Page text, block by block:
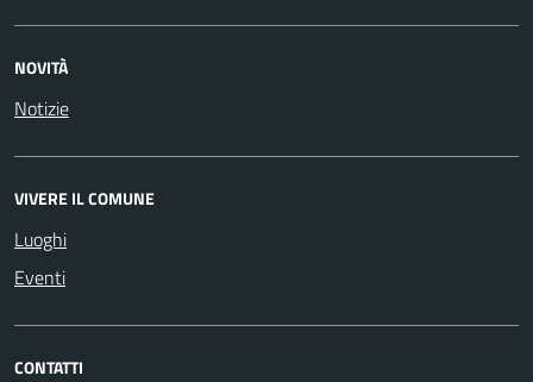
NOVITÀ
Notizie
VIVERE IL COMUNE
Luoghi
Eventi
CONTATTI